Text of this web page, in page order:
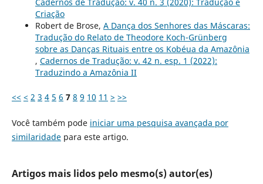
Criação
Robert de Brose, A Dança dos Senhores das Máscaras:
Tradução do Relato de Theodore Koch-Grünberg
sobre as Danças Rituais entre os Kobéua da Amazônia
, Cadernos de Tradução: v. 42 n. esp. 1 (2022):
Traduzindo a Amazônia II
<< < 2 3 4 5 6 7 8 9 10 11 > >>
Você também pode iniciar uma pesquisa avançada por
similaridadepara este artigo.
Artigos mais lidos pelo mesmo(s) autor(es)